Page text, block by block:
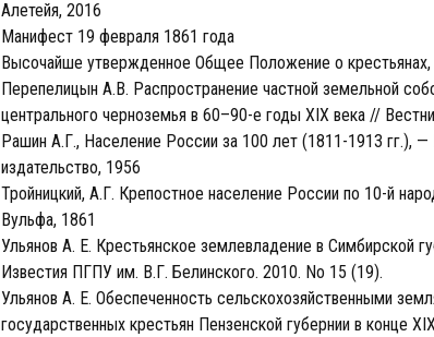
Алетейя, 2016
Манифест 19 февраля 1861 года
Высочайше утвержденное Общее Положение о
Перепелицын А.В. Распространение частной земельной
центрального черноземья в 60–90-е годы XIX века //
Рашин А.Г., Население России за 100 лет (1811-1913 гг.), —
издательство, 1956
Тройницкий, А.Г. Крепостное население России по 10-й
Вульфа, 1861
Ульянов А. Е. Крестьянское землевладение в Симбирской
Известия ПГПУ им. В.Г. Белинского. 2010. No 15 (19).
Ульянов А. Е. Обеспеченность сельскохозяйственными
государственных крестьян Пензенской губернии в конце